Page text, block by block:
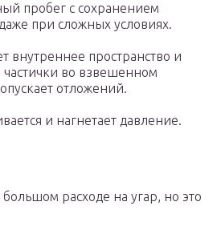
пробег с сохранением
при сложных условиях.
внутреннее пространство и
частички во взвешенном
отложений.
и нагнетает давление.
большом расходе на угар, но это